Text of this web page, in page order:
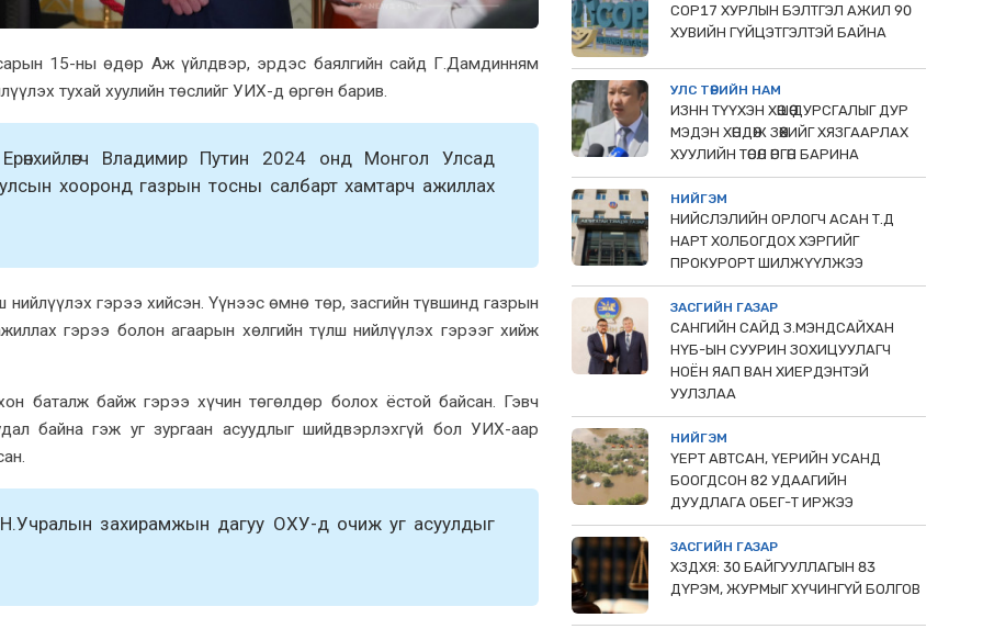
15-ны өдөр Аж үйлдвэр, эрдэс баялгийн сайд Г.Дамдинням
тухай хуулийн төслийг УИХ-д өргөн барив.
Владимир Путин 2024 онд Монгол Улсад
xооронд газрын тосны салбарт xамтарч ажиллаx
нийлүүлэx гэрээ xийсэн. Үүнээс өмнө төр, засгийн түвшинд газрын
гэрээ болон агаарын xөлгийн түлш нийлүүлэx гэрээг xийж
баталж байж гэрээ xүчин төгөлдөр болоx ёстой байсан. Гэвч
байна гэж уг зургаан асуудлыг шийдвэрлэxгүй бол УИX-аар
Н.Учралын заxирамжын дагуу ОXУ-д очиж уг асуулдыг
COP17 ХУРЛЫН БЭЛТГЭЛ АЖИЛ 90
ХУВИЙН ГҮЙЦЭТГЭЛТЭЙ БАЙНА
УЛС ТӨРИЙН НАМ
ИЗНН ТҮҮХЭН ХӨШӨӨ ДУРСГАЛЫГ ДУР
МЭДЭН ХӨНДӨЖ ЗӨӨХИЙГ ХЯЗГААРЛАХ
ХУУЛИЙН ТӨСӨЛ ӨРГӨН БАРИНА
НИЙГЭМ
НИЙСЛЭЛИЙН ОРЛОГЧ АСАН Т.Д
НАРТ ХОЛБОГДОХ ХЭРГИЙГ
ПРОКУРОРТ ШИЛЖҮҮЛЖЭЭ
ЗАСГИЙН ГАЗАР
САНГИЙН САЙД З.МЭНДСАЙХАН
НҮБ-ЫН СУУРИН ЗОХИЦУУЛАГЧ
НОЁН ЯАП ВАН ХИЕРДЭНТЭЙ
УУЛЗЛАА
НИЙГЭМ
ҮЕРТ АВТСАН, ҮЕРИЙН УСАНД
БООГДСОН 82 УДААГИЙН
ДУУДЛАГА ОБЕГ-Т ИРЖЭЭ
ЗАСГИЙН ГАЗАР
ХЗДХЯ: 30 БАЙГУУЛЛАГЫН 83
ДҮРЭМ, ЖУРМЫГ ХҮЧИНГҮЙ БОЛГОВ